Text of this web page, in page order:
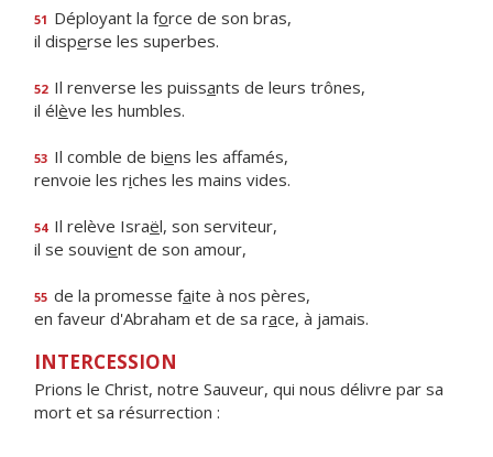
51 Déployant la force de son bras,
il disperse les superbes.
52 Il renverse les puissants de leurs trônes,
il élève les humbles.
53 Il comble de biens les affamés,
renvoie les riches les mains vides.
54 Il relève Israël, son serviteur,
il se souvient de son amour,
55 de la promesse faite à nos pères,
en faveur d'Abraham et de sa race, à jamais.
INTERCESSION
Prions le Christ, notre Sauveur, qui nous délivre par sa
mort et sa résurrection :